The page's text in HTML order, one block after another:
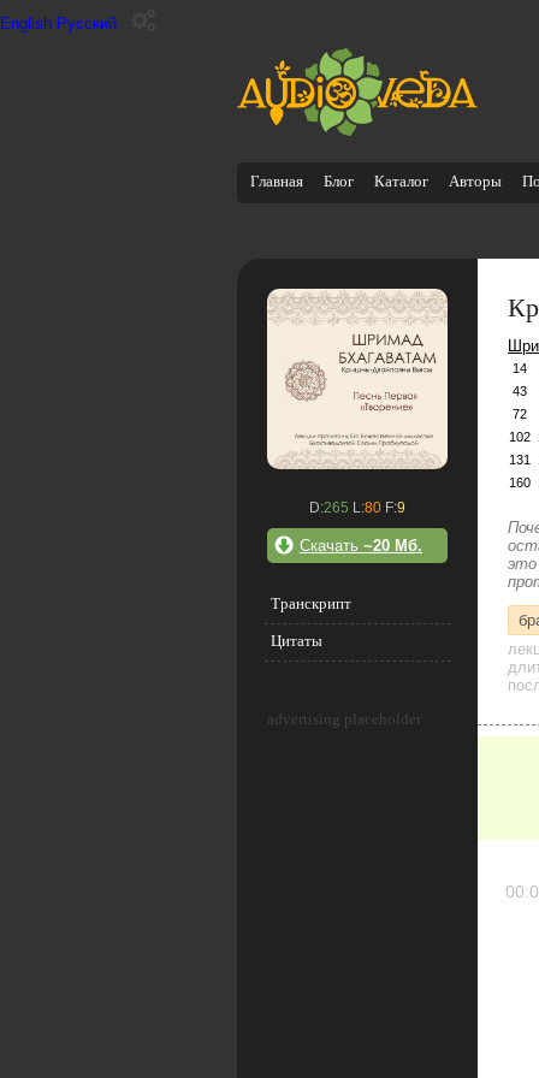
English Русский
Главная Блог Каталог Авторы
D:265 L:80 F:9
Скачать ~20 Мб.
Транскрипт
Цитаты
advertising placeholder
14
43
72
102
131
160